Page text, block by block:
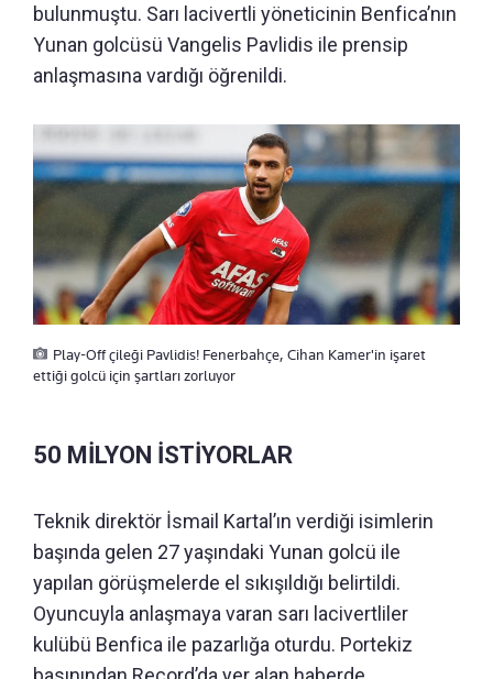
bulunmuştu. Sarı lacivertli yöneticinin Benfica’nın
Yunan golcüsü Vangelis Pavlidis ile prensip
anlaşmasına vardığı öğrenildi.
Play-Off çileği Pavlidis! Fenerbahçe, Cihan Kamer'in işaret
ettiği golcü için şartları zorluyor
50 MİLYON İSTİYORLAR
Teknik direktör İsmail Kartal’ın verdiği isimlerin
başında gelen 27 yaşındaki Yunan golcü ile
yapılan görüşmelerde el sıkışıldığı belirtildi.
Oyuncuyla anlaşmaya varan sarı lacivertliler
kulübü Benfica ile pazarlığa oturdu. Portekiz